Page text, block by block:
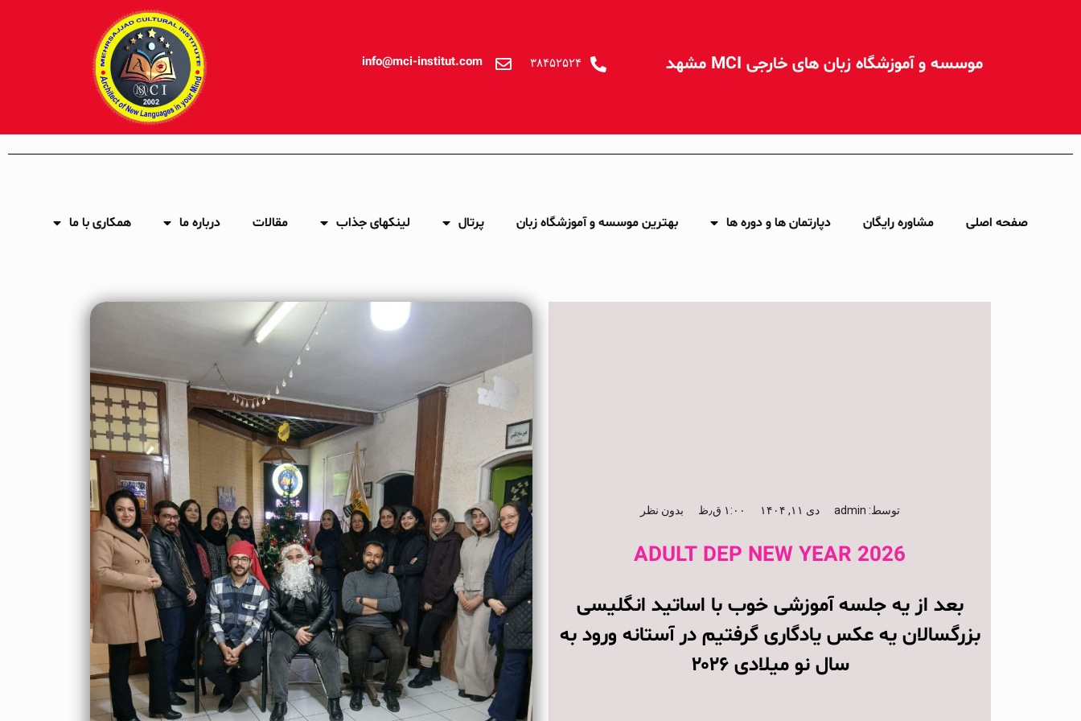
موسسه و آموزشگاه زبان های خارجی MCI مشهد ۳۸۴۵۲۵۲۴ info@mci-institut.com
صفحه اصلی مشاوره رایگان دپارتمان ها و دوره ها بهترین موسسه و آموزشگاه زبان پرتال لینکهای جذاب مقالات درباره ما همکاری با ما
توسط: دی ۱۱, ۱۴۰۴ ۱:۰۰ ق٫ظ بدون نظر
ADULT DEP NEW YEAR 2026
بعد از یه جلسه آموزشی خوب با اساتید انگلیسی
بزرگسالان یه عکس یادگاری گرفتیم در آستانه ورود به
سال نو میلادی ۲۰۲۶